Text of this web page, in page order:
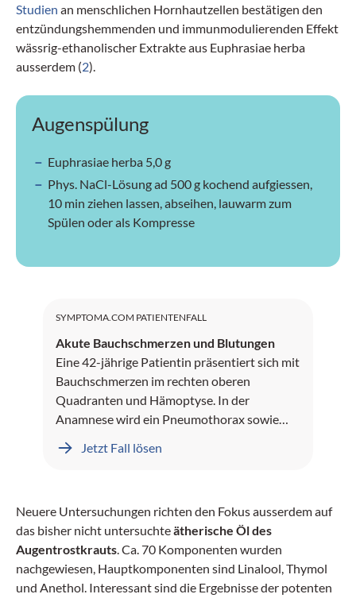
Studien an menschlichen Hornhautzellen bestätigen den
entzündungshemmenden und immunmodulierenden Effekt
wässrig-ethanolischer Extrakte aus Euphrasiae herba
ausserdem (2).
Augenspülung
Euphrasiae herba 5,0 g
Phys. NaCl-Lösung ad 500 g kochend aufgiessen,
10 min ziehen lassen, abseihen, lauwarm zum
Spülen oder als Kompresse
SYMPTOMA.COM PATIENTENFALL
Akute Bauchschmerzen und Blutungen
Eine 42-jährige Patientin präsentiert sich mit
Bauchschmerzen im rechten oberen
Quadranten und Hämoptyse. In der
Anamnese wird ein Pneumothorax sowie
Jetzt Fall lösen
Neuere Untersuchungen richten den Fokus ausserdem auf
das bisher nicht untersuchteätherische Öl des
Augentrostkrauts . Ca. 70 Komponenten wurden
nachgewiesen, Hauptkomponenten sind Linalool, Thymol
und Anethol. Interessant sind die Ergebnisse der potenten